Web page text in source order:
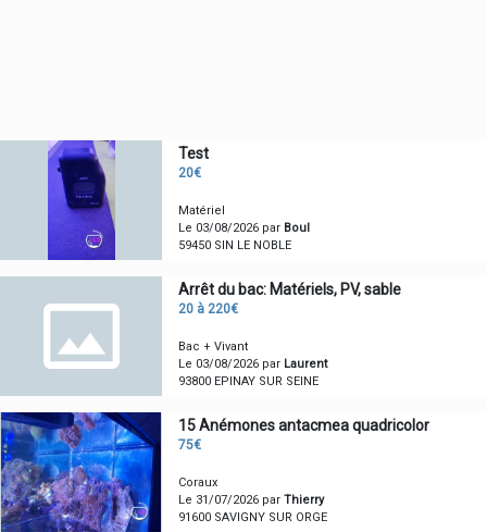
Test
20€
Matériel
Le 03/08/2026 par Boul
59450 SIN LE NOBLE
Arrêt du bac: Matériels, PV, sable
20 à 220€
Bac + Vivant
Le 03/08/2026 par Laurent
93800 EPINAY SUR SEINE
15 Anémones antacmea quadricolor
75€
Coraux
Le 31/07/2026 parThierry
91600 SAVIGNY SUR ORGE